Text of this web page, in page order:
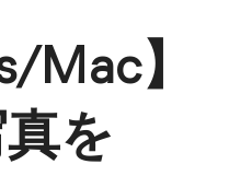
Mac】
を